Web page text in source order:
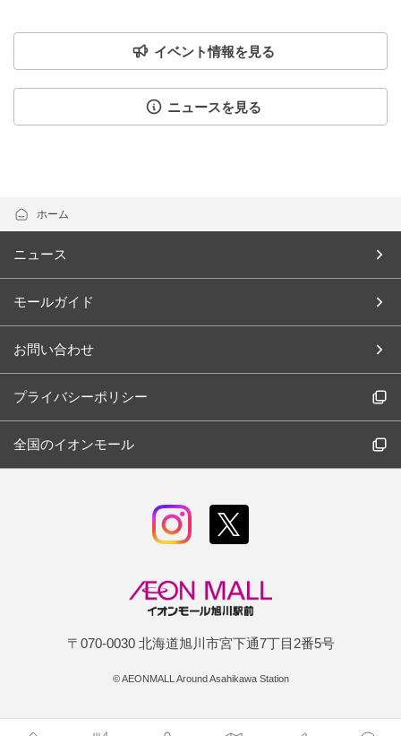
イベント情報を見る
ニュースを見る
ホーム
ニュース
モールガイド
お問い合わせ
プライバシーポリシー
全国のイオンモール
〒070-0030 北海道旭川市宮下通7丁目2番5号
©AEONMALL Around Asahikawa Station